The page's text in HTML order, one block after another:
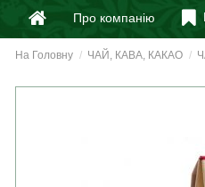
Про компанію
На Головну ЧАЙ, КАВА, КАКАО